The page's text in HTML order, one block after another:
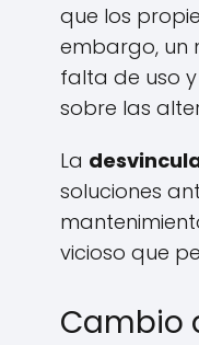
que los
embargo, un
falta de uso
sobre las
La
soluciones
vicioso que
Cambio